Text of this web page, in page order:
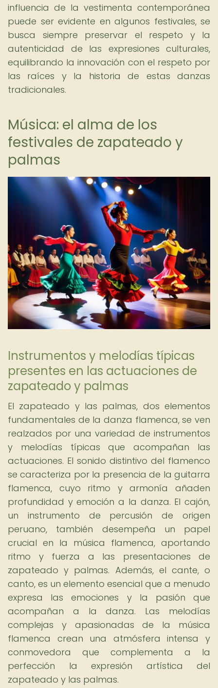
influencia de la vestimenta contemporánea
puede ser evidente en algunos festivales, se
busca siempre preservar el respeto y la
autenticidad de las expresiones culturales,
equilibrando la innovación con el respeto por
las raíces y la historia de estas danzas
tradicionales.
Música: el alma de los
festivales de zapateado y
palmas
Instrumentos y melodías típicas
presentes en las actuaciones de
zapateado y palmas
El zapateado y las palmas, dos elementos
fundamentales de la danza flamenca, se ven
realzados por una variedad de instrumentos
y melodías típicas que acompañan las
actuaciones. El sonido distintivo del flamenco
se caracteriza por la presencia de la guitarra
flamenca, cuyo ritmo y armonía añaden
profundidad y emoción a la danza. El cajón,
un instrumento de percusión de origen
peruano, también desempeña un papel
crucial en la música flamenca, aportando
ritmo y fuerza a las presentaciones de
zapateado y palmas. Además, el cante, o
canto, es un elemento esencial que a menudo
expresa las emociones y la pasión que
acompañan a la danza. Las melodías
complejas y apasionadas de la música
flamenca crean una atmósfera intensa y
conmovedora que complementa a la
perfección la expresión artística del
zapateado y las palmas.